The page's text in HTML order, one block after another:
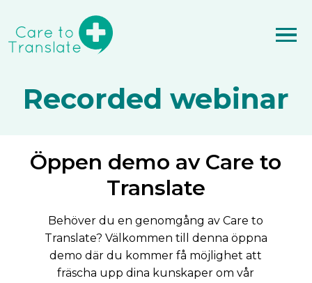
Recorded webinar
Öppen demo av Care to
Translate
Behöver du en genomgång av Care to
Translate? Välkommen till denna öppna
demo där du kommer få möjlighet att
fräscha upp dina kunskaper om vår